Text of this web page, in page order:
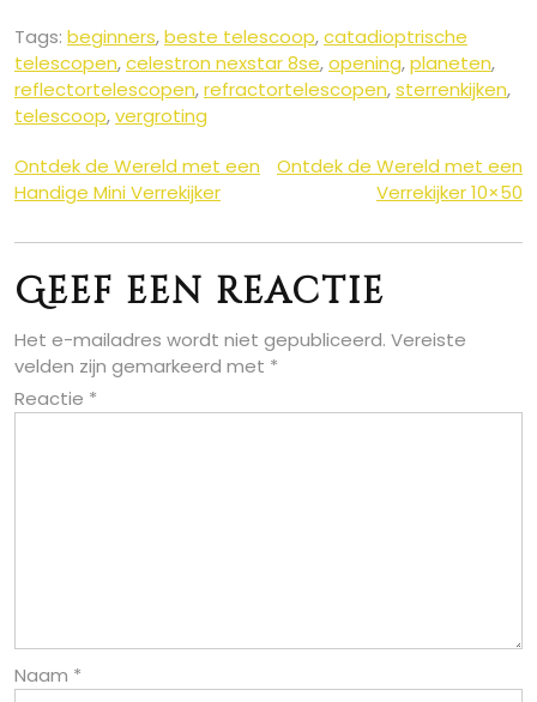
Tags: beginners,beste telescoop,catadioptrische
telescopen,celestron nexstar 8se,opening,planeten,
reflectortelescopen,refractortelescopen,sterrenkijken,
telescoop,vergroting
Berichtnavigatie
Ontdek de Wereld met een
Handige Mini Verrekijker
Ontdek de Wereld met een
Verrekijker 10×50
Geef een reactie
Het e-mailadres wordt niet gepubliceerd. Vereiste
velden zijn gemarkeerd met *
Reactie *
Naam *